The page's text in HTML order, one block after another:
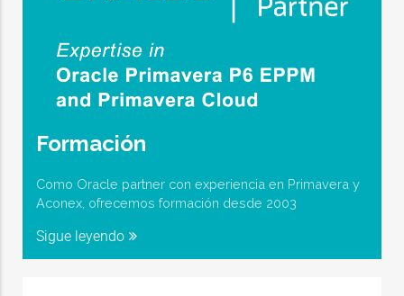
Formación
Como Oracle partner con experiencia en Primavera y
Aconex, ofrecemos formación desde 2003
Sigue leyendo